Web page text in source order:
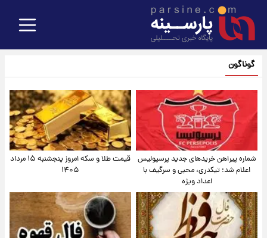
گوناگون
شماره پیراهن خریدهای جدید پرسپولیس
اعلام شد؛ تیکدری، محبی و سرگیف با
اعداد ویژه
قیمت طلا و سکه امروز پنجشنبه ۱۵ مرداد
۱۴۰۵